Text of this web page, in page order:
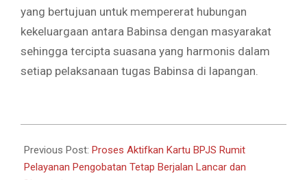
yang bertujuan untuk mempererat hubungan
kekeluargaan antara Babinsa dengan masyarakat
sehingga tercipta suasana yang harmonis dalam
setiap pelaksanaan tugas Babinsa di lapangan.
05-
22
Previous Post: Proses Aktifkan Kartu BPJS Rumit
Pelayanan Pengobatan Tetap Berjalan Lancar dan